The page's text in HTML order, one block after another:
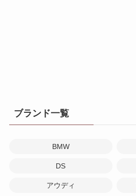
ブランド一覧
BMW
DS
アウディ